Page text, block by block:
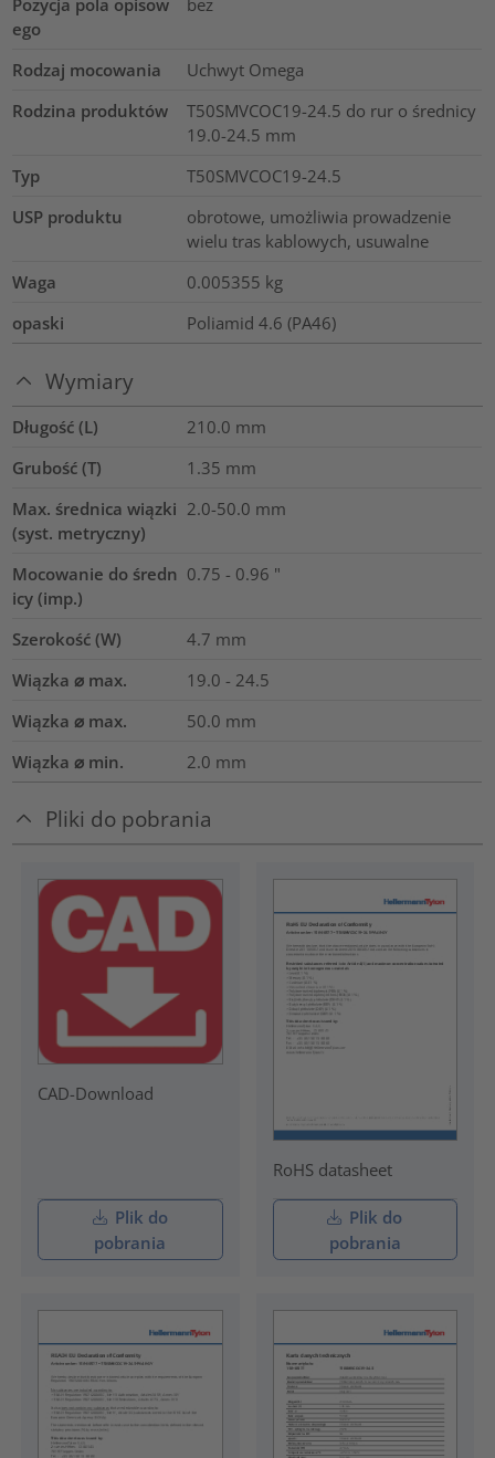
Pozycja pola opisow
ego
bez
Rodzaj mocowania
Uchwyt Omega
Rodzina produktów
T50SMVCOC19-24.5 do rur o średnicy
19.0-24.5 mm
Typ
T50SMVCOC19-24.5
USP produktu
obrotowe, umożliwia prowadzenie
wielu tras kablowych, usuwalne
Waga
0.005355 kg
opaski
Poliamid 4.6 (PA46)
Wymiary
Długość (L) 210.0 mm
Grubość (T)
1.35 mm
Max. średnica wiązki
(syst. metryczny)
2.0-50.0 mm
Mocowanie do średn
icy (imp.)
0.75 - 0.96 "
Szerokość (W) 4.7 mm
Wiązka ⌀ max.
19.0 - 24.5
Wiązka ⌀ max.
50.0 mm
Wiązka ⌀ min.
2.0 mm
Pliki do pobrania
CAD-Download
Plik do
pobrania
RoHS datasheet
Plik do
pobrania